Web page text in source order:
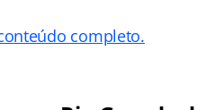
completo.